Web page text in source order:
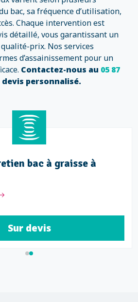
bac, sa fréquence d’utilisation,
Chaque intervention est
détaillé, vous garantissant un
prix. Nos services
d’assainissement pour un
Contactez-nous au 05 87
personnalisé.
bac à graisse à
Sur devis